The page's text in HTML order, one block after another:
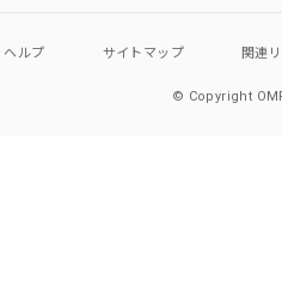
ヘルプ サイトマップ 関連
© Copyright